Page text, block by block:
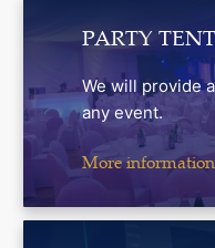
PARTY TENT
We will provide
any event.
More information